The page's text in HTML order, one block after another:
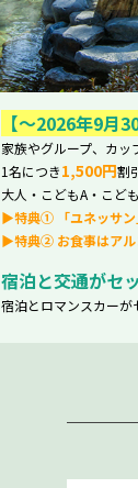
【～2026年9月
家族やグループ、カ
1名につき1,500円割
大人・こどもA・こど
▶特典① 「ユネッサン
▶特典② お食事はアル
宿泊と交通がセ
宿泊とロマンスカーが